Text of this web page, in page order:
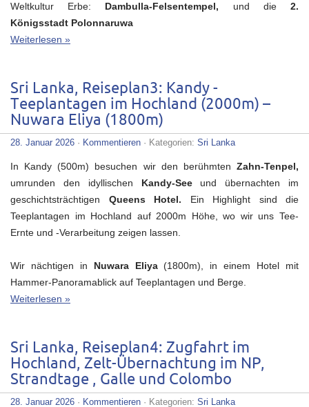
Weltkultur Erbe: Dambulla-Felsentempel, und die2.
Königsstadt Polonnaruwa
Weiterlesen »
Sri Lanka, Reiseplan3: Kandy -
Teeplantagen im Hochland (2000m) –
Nuwara Eliya (1800m)
28. Januar 2026 · Kommentieren · Kategorien: Sri Lanka
In Kandy (500m) besuchen wir den berühmten Zahn-Tenpel,
umrunden den idyllischen Kandy-Seeund übernachten im
geschichtsträchtigen Queens Hotel. Ein Highlight sind die
Teeplantagen im Hochland auf 2000m Höhe, wo wir uns Tee-
Ernte und -Verarbeitung zeigen lassen.
Wir nächtigen in Nuwara Eliya (1800m), in einem Hotel mit
Hammer-Panoramablick auf Teeplantagen und Berge.
Weiterlesen »
Sri Lanka, Reiseplan4: Zugfahrt im
Hochland, Zelt-Übernachtung im NP,
Strandtage , Galle und Colombo
28. Januar 2026 · Kommentieren · Kategorien: Sri Lanka